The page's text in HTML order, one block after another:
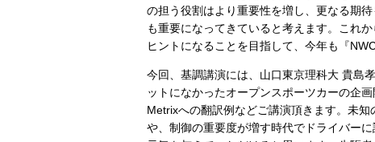
の担う役割はより重要性を増し、更なる期
も重要になってきていると考えます。これ
ヒントになることを目指して、今年も『
今回、基調講演には、山口東京理科大 貴島
ットになかったオープンスポーツカーの企
Metrixへの翻訳例などご講演頂きます。未
や、制御の重要度が増す時代でドライバー